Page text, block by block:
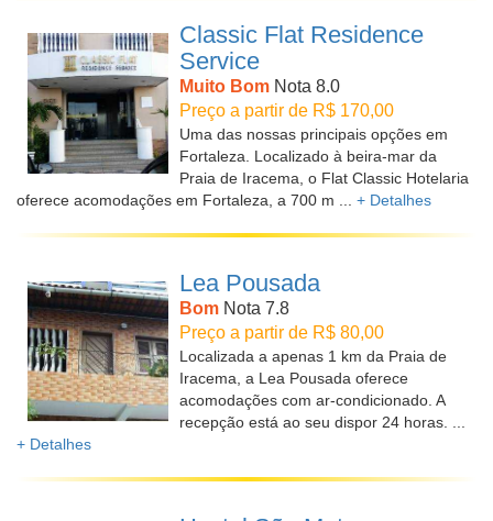
Classic Flat Residence
Service
Muito Bom Nota 8.0
Preço a partir de R$ 170,00
Uma das nossas principais opções em
Fortaleza. Localizado à beira-mar da
Praia de Iracema, o Flat Classic Hotelaria
oferece acomodações em Fortaleza, a 700 m ... + Detalhes
Lea Pousada
Bom Nota 7.8
Preço a partir de R$ 80,00
Localizada a apenas 1 km da Praia de
Iracema, a Lea Pousada oferece
acomodações com ar-condicionado. A
recepção está ao seu dispor 24 horas. ...
+ Detalhes